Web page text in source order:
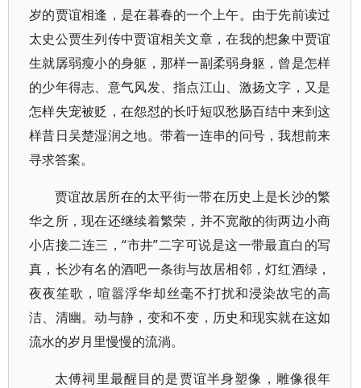
岁的贾谊相逢，是在暮春的一个上午。由于先前读过
太史公贾生列传中贾谊相关文章，在我的想象中贾谊
生就孱弱瘦小的身躯，那样一副柔弱身躯，曾是怎样
的少年得志、意气风发、指点江山、激扬文字，又是
怎样失宠被贬，在怨怼的长吁短叹愁肠百结中来到这
样昔日吴楚湿润之地。带着一连串的问号，我想前来
寻求答案。
贾谊故居所在的太平街一带在历史上是长沙的繁
华之所，现在还继续着繁荣，并不宽敞的街两边小商
小店接二连三，“市井”二字可说是这一带最直白的写
真，长沙有名的酒吧一条街与故居相邻，灯红酒绿，
夜夜笙歌，喧嚣浮华却丝毫不打扰和浸染故宅的高
洁、清幽。动与静，变和不变，历史和现实就在这如
流水的岁月里慢慢的流淌。
太傅祠里最醒目的是贾谊半身塑像，雕像很年